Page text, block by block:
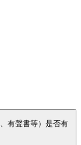
有聲書等）是否有